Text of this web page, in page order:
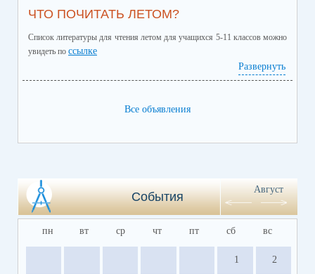
ЧТО ПОЧИТАТЬ ЛЕТОМ?
Список литературы для чтения летом для учащихся 5-11 классов можно
увидеть по ссылке
Развернуть
Все объявления
События
Август
пн вт ср чт пт сб вс
1 2